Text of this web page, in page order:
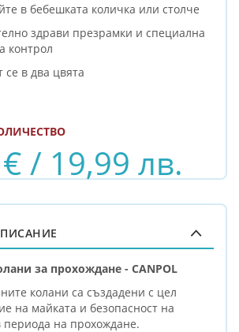
в бебешката количка или столче
здрави презрамки и специална
контрол
се в два цвята
/ 19,99 лв.
за прохождане - CANPOL
колани са създадени с цел
на майката и безопасност на
периода на прохождане.